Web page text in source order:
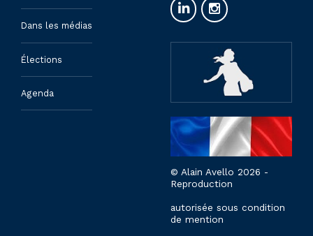
Dans les médias
Élections
Agenda
© Alain Avello 2026 -
Reproduction
autorisée sous condition
de mention